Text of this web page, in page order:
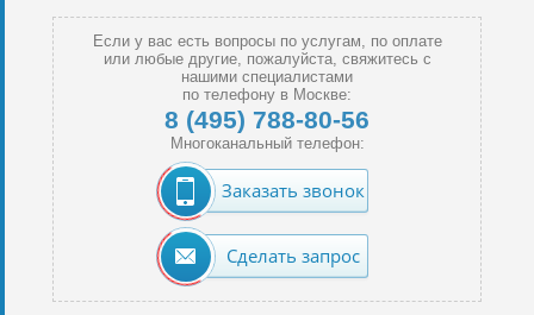
Если у вас есть вопросы по услугам, по оплате
или любые другие, пожалуйста, свяжитесь с
нашими специалистами
по телефону в Москве:
8 (495) 788-80-56
Многоканальный телефон:
Заказать звонок
Сделать запрос